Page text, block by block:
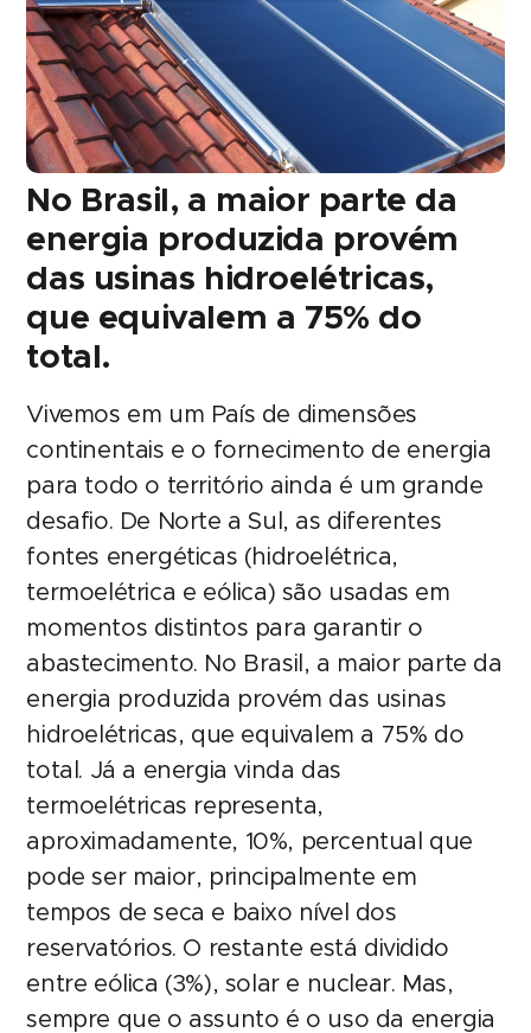
No Brasil, a maior parte da
energia produzida provém
das usinas hidroelétricas,
que equivalem a 75% do
total.
Vivemos em um País de dimensões
continentais e o fornecimento de energia
para todo o território ainda é um grande
desafio. De Norte a Sul, as diferentes
fontes energéticas (hidroelétrica,
termoelétrica e eólica) são usadas em
momentos distintos para garantir o
abastecimento. No Brasil, a maior parte da
energia produzida provém das usinas
hidroelétricas, que equivalem a 75% do
total. Já a energia vinda das
termoelétricas representa,
aproximadamente, 10%, percentual que
pode ser maior, principalmente em
tempos de seca e baixo nível dos
reservatórios. O restante está dividido
entre eólica (3%), solar e nuclear. Mas,
sempre que o assunto é o uso da energia